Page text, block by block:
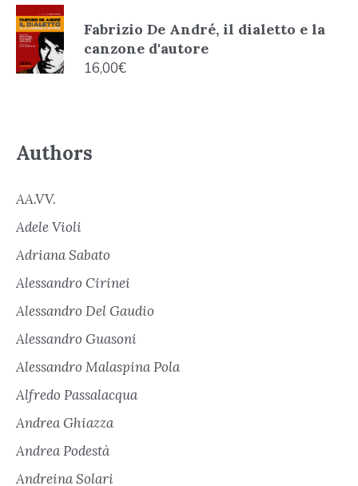
Fabrizio De André, il dialetto e la
canzone d'autore
16,00€
Authors
AA.VV.
Adele Violi
Adriana Sabato
Alessandro Cirinei
Alessandro Del Gaudio
Alessandro Guasoni
Alessandro Malaspina Pola
Alfredo Passalacqua
Andrea Ghiazza
Andrea Podestà
Andreina Solari